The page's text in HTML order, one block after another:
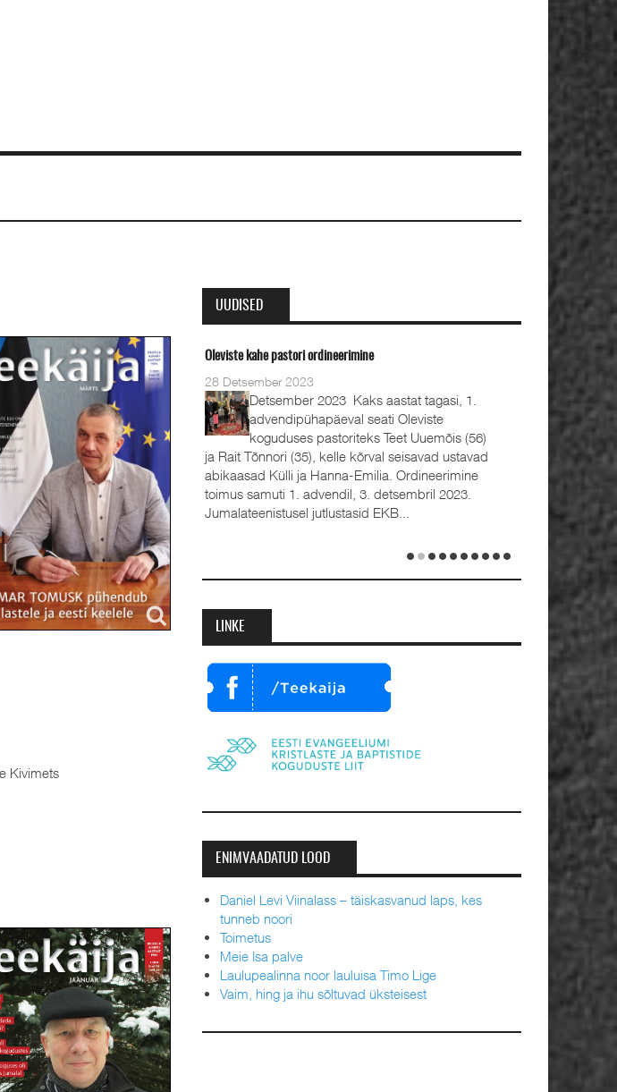
Kivimets
UUDISED
Oleviste kahe pastori ordineerimine
28 Detsember 2023
Detsember 2023 Kaks aastat tagasi, 1.
advendipühapäeval seati Oleviste
koguduses pastoriteks Teet Uuemõis (56)
ja Rait Tõnnori (35), kelle kõrval seisavad ustavad
abikaasad Külli ja Hanna-Emilia. Ordineerimine
toimus samuti 1. advendil, 3. detsembril 2023.
Jumalateenistusel jutlustasid EKB...
LINKE
ENIMVAADATUD LOOD
Daniel Levi Viinalass – täiskasvanud laps, kes
tunneb noori
Toimetus
Meie Isa palve
Laulupealinna noor lauluisa Timo Lige
Vaim, hing ja ihu sõltuvad üksteisest